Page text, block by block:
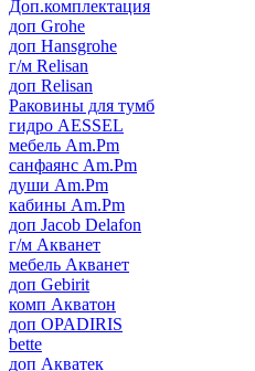
Доп.комплектация
доп Grohe
доп Hansgrohe
г/м Relisan
доп Relisan
Раковины для тумб
гидро AESSEL
мебель Am.Pm
санфаянс Am.Pm
души Am.Pm
кабины Am.Pm
доп Jacob Delafon
г/м Акванет
мебель Акванет
доп Gebirit
комп Акватон
доп OPADIRIS
bette
доп Акватек